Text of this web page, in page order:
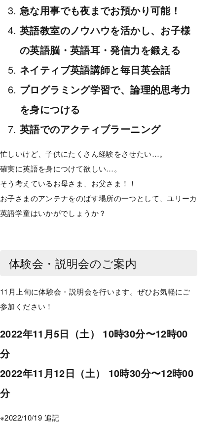
急な用事でも夜までお預かり可能！
英語教室のノウハウを活かし、お子様
の英語脳・英語耳・発信力を鍛える
ネイティブ英語講師と毎日英会話
プログラミング学習で、論理的思考力
を身につける
英語でのアクティブラーニング
忙しいけど、子供にたくさん経験をさせたい…。
確実に英語を身につけて欲しい…。
そう考えているお母さま、お父さま！！
お子さまのアンテナをのばす場所の一つとして、ユリーカ
英語学童はいかがでしょうか？
体験会・説明会のご案内
11月上旬に体験会・説明会を行います。ぜひお気軽にご
参加ください！
2022年11月5日（土） 10時30分〜12時00
分
2022年11月12日（土） 10時30分〜12時00
分
※2022/10/19 追記